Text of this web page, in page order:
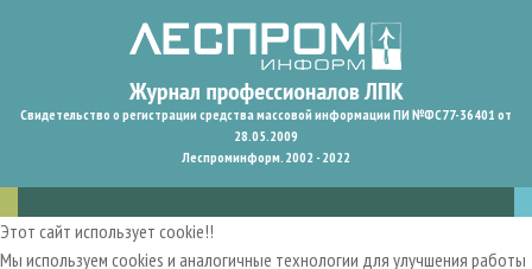
Свидетельство о регистрации средства массовой информации ПИ №ФС77-36401 от
28.05.2009
Леспроминформ. 2002 - 2022
Этот сайт использует cookie!!
Мы используем cookies и аналогичные технологии для улучшения работы